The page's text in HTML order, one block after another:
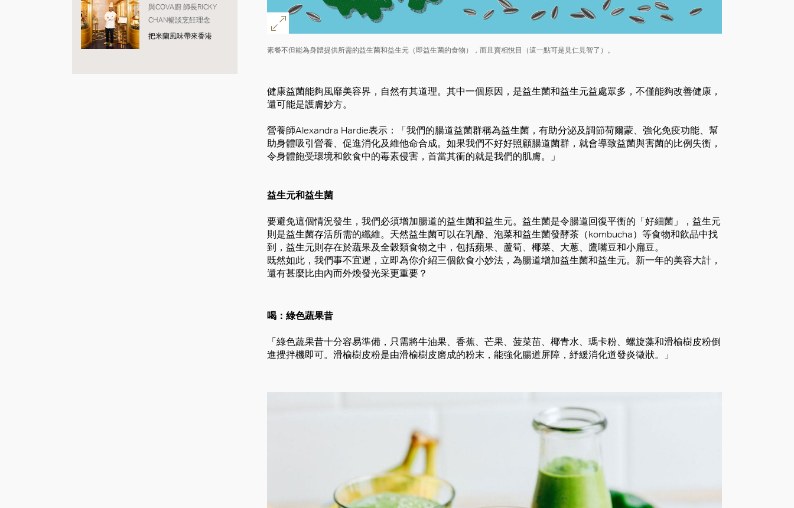
與COVA廚 師長RICKY
CHAN暢談烹飪理念
把米蘭風味帶來香港
素餐不但能為身體提供所需的益生菌和益生元（即益生菌的食物），而且賣相悅目（這一點可是見仁見智了）。
健康益菌能夠風靡美容界，自然有其道理。其中一個原因，是益生菌和益生元益處眾多，不僅能夠改善健康，
還可能是護膚妙方。
營養師Alexandra Hardie表示：「我們的腸道益菌群稱為益生菌，有助分泌及調節荷爾蒙、強化免疫功能、幫
助身體吸引營養、促進消化及維他命合成。如果我們不好好照顧腸道菌群，就會導致益菌與害菌的比例失衡，
令身體飽受環境和飲食中的毒素侵害，首當其衝的就是我們的肌膚。」
益生元和益生菌
要避免這個情況發生，我們必須增加腸道的益生菌和益生元。益生菌是令腸道回復平衡的「好細菌」，益生元
則是益生菌存活所需的纖維。天然益生菌可以在乳酪、泡菜和益生菌發酵茶（kombucha）等食物和飲品中找
到，益生元則存在於蔬果及全穀類食物之中，包括蘋果、蘆筍、椰菜、大蔥、鷹嘴豆和小扁豆。
既然如此，我們事不宜遲，立即為你介紹三個飲食小妙法，為腸道增加益生菌和益生元。新一年的美容大計，
還有甚麼比由內而外煥發光采更重要？
喝：綠色蔬果昔
「綠色蔬果昔十分容易準備，只需將牛油果、香蕉、芒果、菠菜苗、椰青水、瑪卡粉、螺旋藻和滑榆樹皮粉倒
進攪拌機即可。滑榆樹皮粉是由滑榆樹皮磨成的粉末，能強化腸道屏障，紓緩消化道發炎徵狀。」